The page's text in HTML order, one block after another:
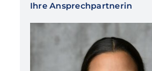
Ihre Ansprechpartnerin